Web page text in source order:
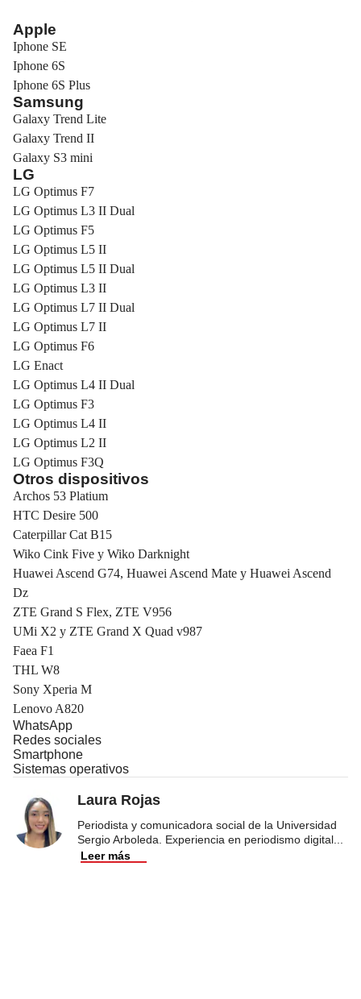
Apple
Iphone SE
Iphone 6S
Iphone 6S Plus
Samsung
Galaxy Trend Lite
Galaxy Trend II
Galaxy S3 mini
LG
LG Optimus F7
LG Optimus L3 II Dual
LG Optimus F5
LG Optimus L5 II
LG Optimus L5 II Dual
LG Optimus L3 II
LG Optimus L7 II Dual
LG Optimus L7 II
LG Optimus F6
LG Enact
LG Optimus L4 II Dual
LG Optimus F3
LG Optimus L4 II
LG Optimus L2 II
LG Optimus F3Q
Otros dispositivos
Archos 53 Platium
HTC Desire 500
Caterpillar Cat B15
Wiko Cink Five y Wiko Darknight
Huawei Ascend G74, Huawei Ascend Mate y Huawei Ascend
Dz
ZTE Grand S Flex, ZTE V956
UMi X2 y ZTE Grand X Quad v987
Faea F1
THL W8
Sony Xperia M
Lenovo A820
WhatsApp
Redes sociales
Smartphone
Sistemas operativos
Laura Rojas
Periodista y comunicadora social de la Universidad
Sergio Arboleda. Experiencia en periodismo digital
Leer más